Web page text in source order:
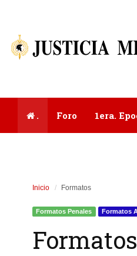
. Foro 1era.
Inicio Formatos
Formatos Penales Formatos